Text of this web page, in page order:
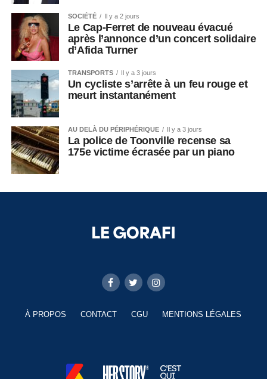
SOCIÉTÉ Il y a 2 jours
Le Cap-Ferret de nouveau évacué
après l’annonce d’un concert solidaire
d’Afida Turner
TRANSPORTS Il y a 3 jours
Un cycliste s’arrête à un feu rouge et
meurt instantanément
AU DELÀ DU PÉRIPHÉRIQUE Il y a 3 jours
La police de Toonville recense sa
175e victime écrasée par un piano
À PROPOS CONTACT CGU MENTIONS LÉGALES